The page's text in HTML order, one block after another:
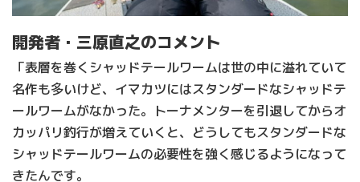
開発者・三原直之のコメント
「表層を巻くシャッドテールワームは世の中に溢れていて
名作も多いけど、イマカツにはスタンダードなシャッドテ
ールワームがなかった。トーナメンターを引退してからオ
カッパリ釣行が増えていくと、どうしてもスタンダードな
シャッドテールワームの必要性を強く感じるようになって
きたんです。